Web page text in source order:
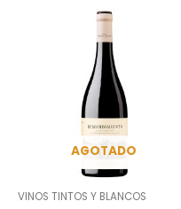
AGOTADO
VINOS TINTOS Y BLANCOS